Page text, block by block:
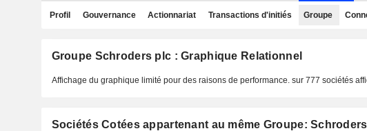
Profil Gouvernance Actionnariat Transactions d'initiés Groupe
Groupe Schroders plc : Graphique Relationnel
Affichage du graphique limité pour des raisons de performance. sur 777 sociétés
Sociétés Cotées appartenant au même Groupe: